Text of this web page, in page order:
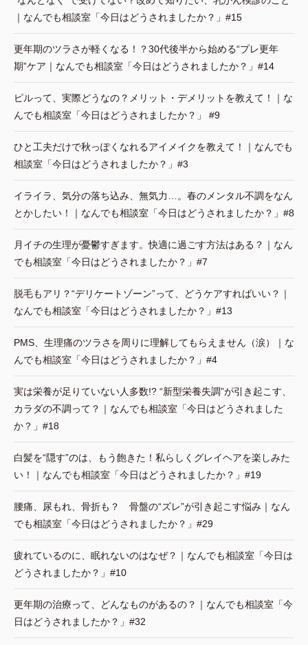
｜なんでも相談室「今日はどうされましたか？」#15
更年期のツラさが軽くなる！？30代後半から始める“プレ更年
期”ケア｜なんでも相談室「今日はどうされましたか？」#14
ピルって、実際どうなの？メリット・デメリットを教えて！｜な
んでも相談室「今日はどうされましたか？」 #9
ひと工夫だけで秋っぽくなれるアイメイクを教えて！｜なんでも
相談室「今日はどうされましたか？」#3
イライラ、気分の落ち込み、無気力…。春のメンタル不調をなん
とかしたい！｜なんでも相談室「今日はどうされましたか？」#8
月イチの生理が憂鬱すぎます。快適に過ごす方法はある？｜なん
でも相談室「今日はどうされましたか？」#7
脱毛もアリ？“デリケートゾーン”って、どうケアすればいい？｜
なんでも相談室「今日はどうされましたか？」#13
PMS、生理痛のツラさを周りに理解してもらえません（涙）｜な
んでも相談室「今日はどうされましたか？」#4
実は栄養が足りていない人多数!? “新型栄養失調”が引き起こす、
カラダの不調って？｜なんでも相談室「今日はどうされました
か？」#18
白髪を“隠す”のは、もう飽きた！私らしくグレイヘアを楽しみた
い！｜なんでも相談室「今日はどうされましたか？」#19
腰痛、尿もれ、骨折も？ 骨盤の“ズレ”が引き起こす悩み｜なん
でも相談室「今日はどうされましたか？」#29
疲れているのに、眠れないのはなぜ？｜なんでも相談室「今日は
どうされましたか？」#10
更年期の治療って、どんなものがあるの？｜なんでも相談室「今
日はどうされましたか？」#32